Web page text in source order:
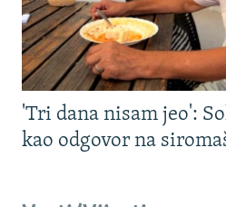
'Tri dana nisam jeo':
kao odgovor na